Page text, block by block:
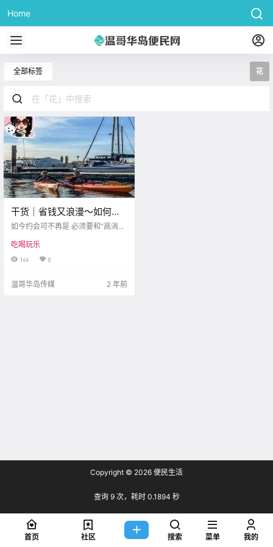
Home
全部标签 花
干货｜省钱又浪漫～如何在
维多利亚进行一场花费仅
如今约会可不再是 必须要和“高消
价格实惠又好玩 博主今天为大家搜
罗了一些 性价比非常高的约会项目
吃喝玩乐
166 0
温哥华岛传媒 2 年前
Copyright © 2026 便民生活
查询 9 次，耗时 0.1894 秒
首页 社区 搜索 菜单 我的